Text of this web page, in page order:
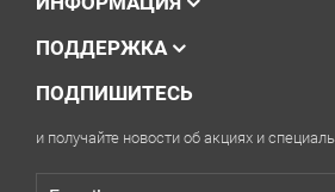
ПОДДЕРЖКА
ПОДПИШИТЕСЬ
и получайте новости об акциях и